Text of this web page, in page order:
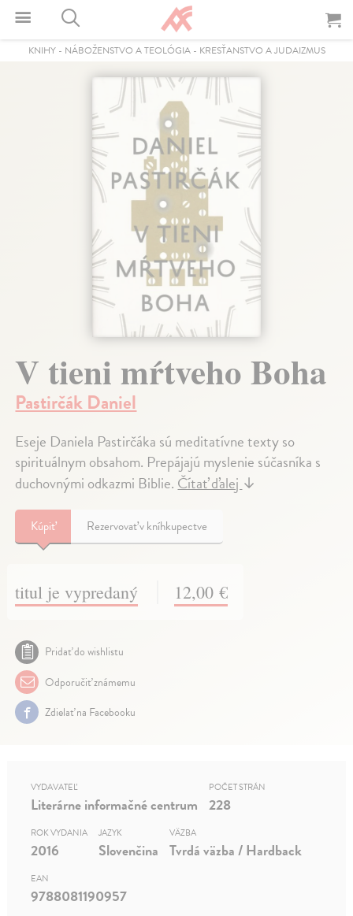
KNIHY- NÁBOŽENSTVO A TEOLÓGIA- KRESŤANSTVO A JUDAIZMUS
V tieni mŕtveho Boha
Pastirčák Daniel
Eseje Daniela Pastirčáka sú meditatívne texty so
spirituálnym obsahom. Prepájajú myslenie súčasníka s
duchovnými odkazmi Biblie.Čítať ďalej↓
Kúpiť Rezervovať v kníhkupectve
titul je vypredaný 12,00 €
Pridať do wishlistu
Odporučiť známemu
Zdielať na Facebooku
VYDAVATEĽ
Literárne informačné centrum
POČET STRÁN
228
ROK VYDANIA
2016
JAZYK
Slovenčina
VÄZBA
Tvrdá väzba / Hardback
EAN
9788081190957